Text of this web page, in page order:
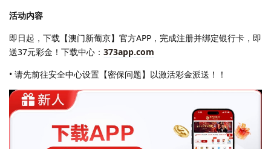
活动内容
即日起，下载【澳门新葡京】官方APP，完成注册并绑定银行卡，即
送37元彩金！下载中心： 373app.com
• 请先前往安全中心设置【密保问题】以激活彩金派送！！